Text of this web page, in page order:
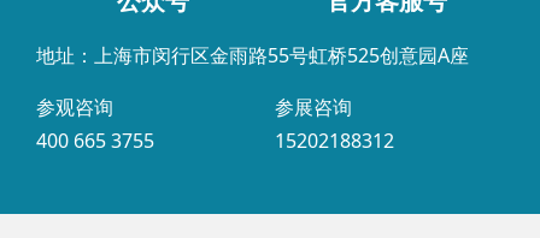
地址：上海市闵行区金雨路55号虹桥525创意园A座
参观咨询
400 665 3755
参展咨询
15202188312